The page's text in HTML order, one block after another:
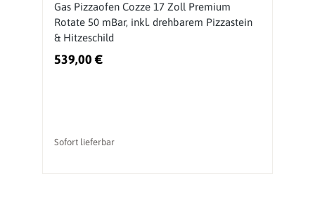
Gas Pizzaofen Cozze 17 Zoll Premium
Rotate 50 mBar, inkl. drehbarem Pizzastein
& Hitzeschild
539,00 €
Sofort lieferbar